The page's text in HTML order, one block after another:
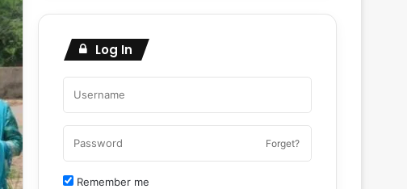
Log In
Forget?
Remember me